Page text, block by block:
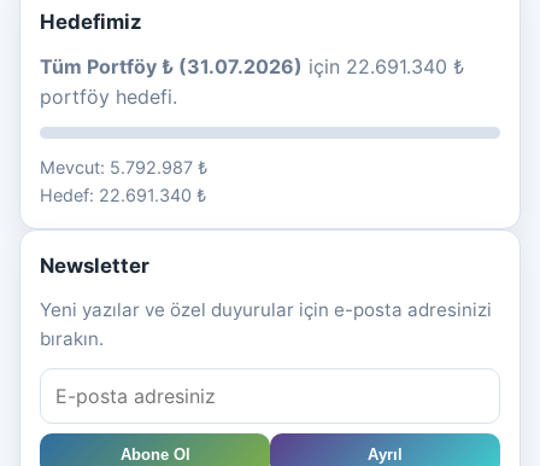
Hedefimiz
Tüm Portföy ₺ (31.07.2026) için 22.691.340 ₺
portföy hedefi.
Mevcut: 5.792.987 ₺
Hedef: 22.691.340 ₺
Newsletter
Yeni yazılar ve özel duyurular için e-posta adresinizi
bırakın.
Abone Ol Ayrıl